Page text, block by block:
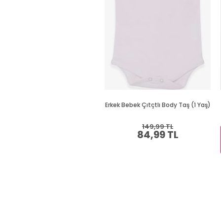
Erkek Bebek Çıtçtlı Body Taş (1 Yaş)
84,99 TL
149,99 TL